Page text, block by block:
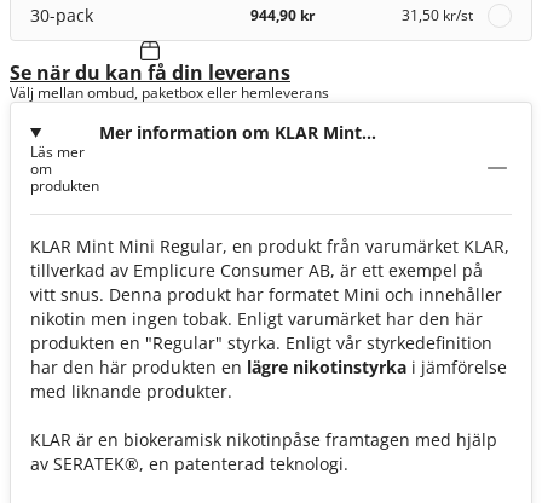
30-pack 944,90 kr 31,50 kr/st
Se när du kan få din leverans
Välj mellan ombud, paketbox eller hemleverans
Mer information om KLAR Mint
Läs mer
om
produkten
KLAR Mint Mini Regular, en produkt från varumärket KLAR,
tillverkad av Emplicure Consumer AB, är ett exempel på
vitt snus. Denna produkt har formatet Mini och innehåller
nikotin men ingen tobak. Enligt varumärket har den här
produkten en "Regular" styrka. Enligt vår styrkedefinition
har den här produkten en lägre nikotinstyrka i jämförelse
med liknande produkter.
KLAR är en biokeramisk nikotinpåse framtagen med hjälp
av SERATEK®, en patenterad teknologi.